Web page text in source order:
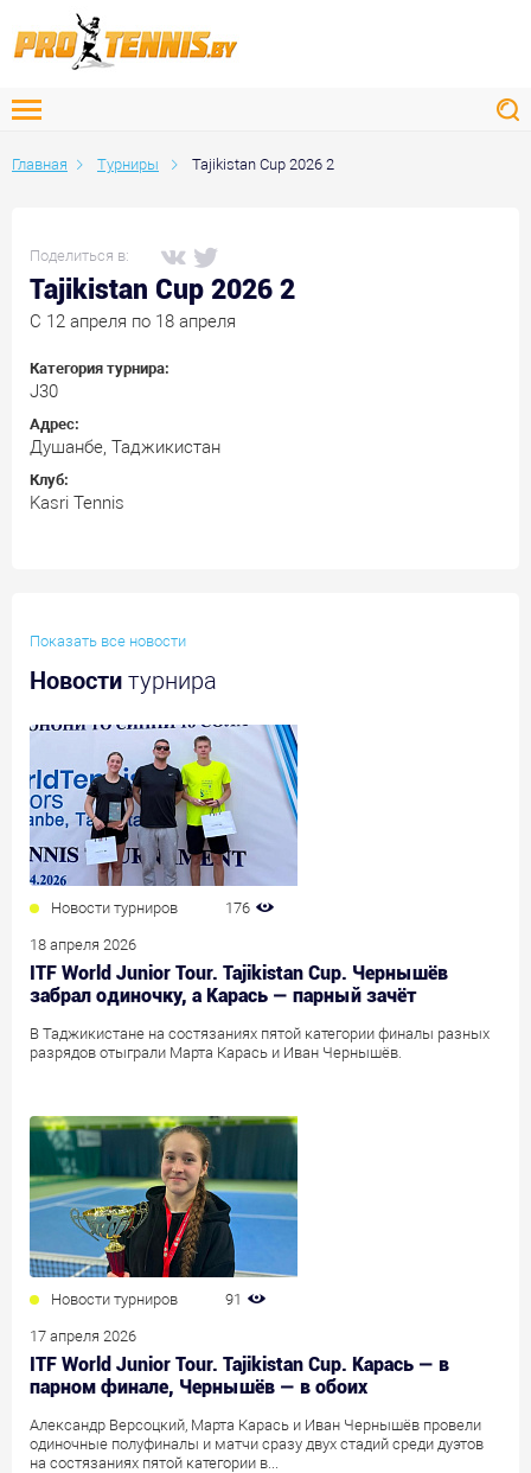
Главная Турниры Tajikistan Cup 2026 2
Поделиться в:
Tajikistan Cup 2026 2
C 12 апреля по 18 апреля
Категория турнира:
J30
Адрес:
Душанбе, Таджикистан
Клуб:
Kasri Tennis
Показать все новости
Новости турнира
Новости турниров 176
18 апреля 2026
ITF World Junior Tour. Tajikistan Cup. Чернышёв
забрал одиночку, а Карась — парный зачёт
В Таджикистане на состязаниях пятой категории финалы разных
разрядов отыграли Марта Карась и Иван Чернышёв.
Новости турниров 91
17 апреля 2026
ITF World Junior Tour. Tajikistan Cup. Карась — в
парном финале, Чернышёв — в обоих
Александр Версоцкий, Марта Карась и Иван Чернышёв провели
одиночные полуфиналы и матчи сразу двух стадий среди дуэтов
на состязаниях пятой категории в...